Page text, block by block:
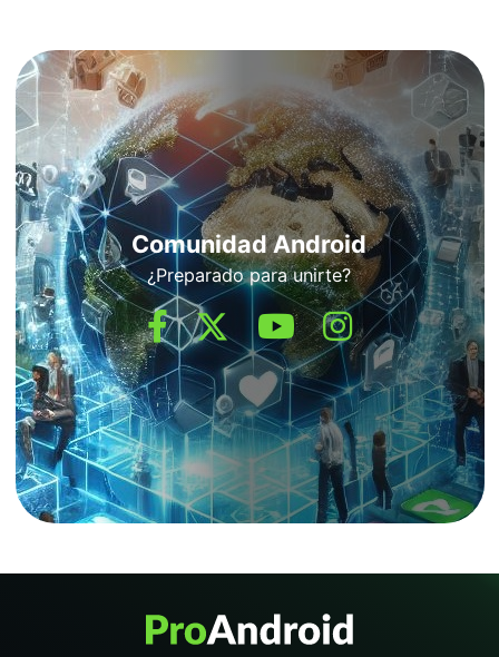
Comunidad Android
¿Preparado para unirte?